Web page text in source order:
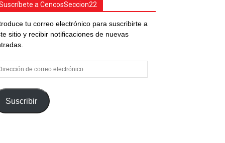
a CencosSeccion22
tu correo electrónico para suscribirte a
sitio y recibir notificaciones de nuevas
Suscribir